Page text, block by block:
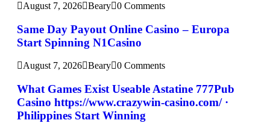
August 7, 2026 Beary 0 Comments
Same Day Payout Online Casino – Europa
Start Spinning N1Casino
August 7, 2026 Beary 0 Comments
What Games Exist Useable Astatine 777Pub
Casino https://www.crazywin-casino.com/ ·
Philippines Start Winning